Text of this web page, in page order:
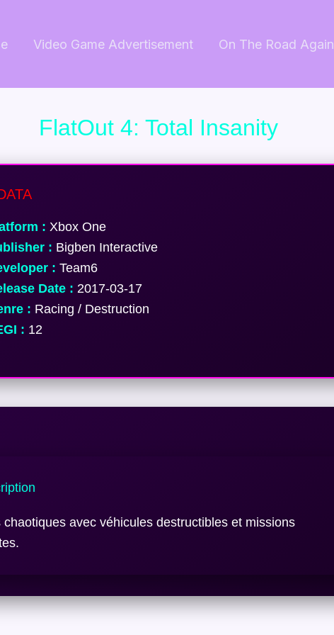
Video Game Advertisement On The Road Again
FlatOut 4: Total Insanity
: Xbox One
: Bigben Interactive
: Team6
Date : 2017-03-17
: Racing / Destruction
: 12
chaotiques avec véhicules destructibles et missions